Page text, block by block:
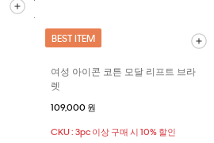
BEST ITEM
여성 아이콘 코튼 모달 리프트 브라
렛
109,000 원
CKU : 3pc 이상 구매 시 10% 할인